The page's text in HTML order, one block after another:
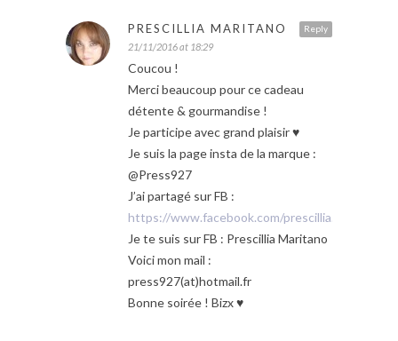
Reply
PRESCILLIA MARITANO
21/11/2016 at 18:29
Coucou !
Merci beaucoup pour ce cadeau
détente & gourmandise !
Je participe avec grand plaisir ♥
Je suis la page insta de la marque :
@Press927
J’ai partagé sur FB :
https://www.facebook.com/prescillia.maritano/
Je te suis sur FB : Prescillia Maritano
Voici mon mail :
press927(at)hotmail.fr
Bonne soirée ! Bizx ♥